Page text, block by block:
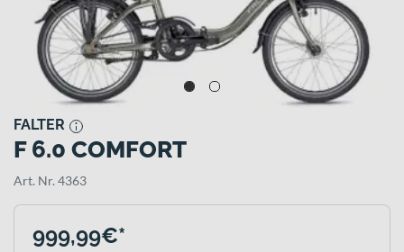
FALTER
F 6.0 COMFORT
Art. Nr. 4363
999,99€*